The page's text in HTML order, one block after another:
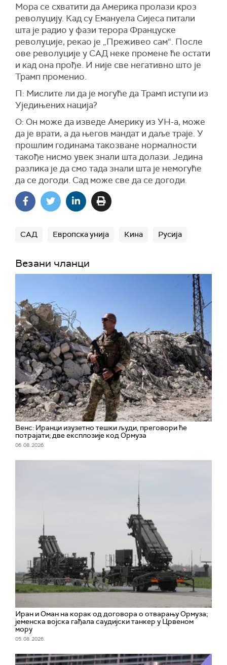
Мора се схватити да Америка пролази кроз
револуцију. Кад су Емануела Сијеса питали
шта је радио у фази терора Француске
револуције, рекао је „Преживео сам“. После
ове револуције у САД неке промене ће остати
и кад она прође. И није све негативно што је
Трамп променио.
П: Мислите ли да је могуће да Трамп иступи из
Уједињених нација?
О: Он може да изведе Америку из УН-а, може
да је врати, а да његов мандат и даље траје. У
прошлим годинама такозване нормалности
такође нисмо увек знали шта долази. Једина
разлика је да смо тада знали шта је немогуће
да се догоди. Сад може све да се догоди.
САД Европска унија Кина Русија
Везани чланци
Венс: Иранци изузетно тешки људи, преговори ће
потрајати; две експлозије код Ормуза
06. 08. 2026.
Иран и Оман на корак од договора о отварању Ормуза;
jеменска војска гађала саудијски танкер у Црвеном
мору
05. 08. 2026.